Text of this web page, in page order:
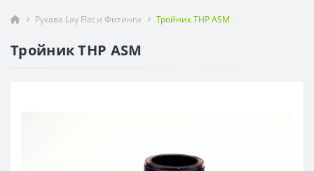
Рукава Lay Flat и Фитинги Тройник ТНР ASM
Тройник ТНР ASM